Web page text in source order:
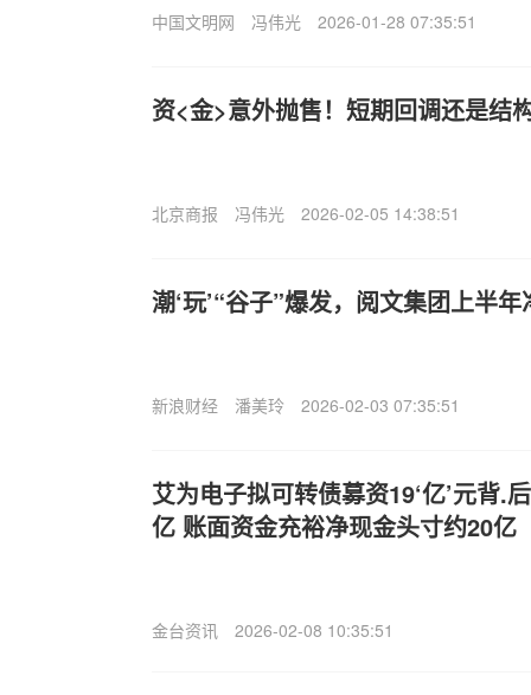
中国文明网 冯伟光 2026-01-28 07:35:51
资<金>意外抛售！短期回调还是结
北京商报 冯伟光 2026-02-05 14:38:51
潮‘玩’“谷子”爆发，阅文集团上半
新浪财经 潘美玲 2026-02-03 07:35:51
艾为电子拟可转债募资19‘亿’元背.
亿 账面资金充裕净现金头寸约20亿
金台资讯 2026-02-08 10:35:51